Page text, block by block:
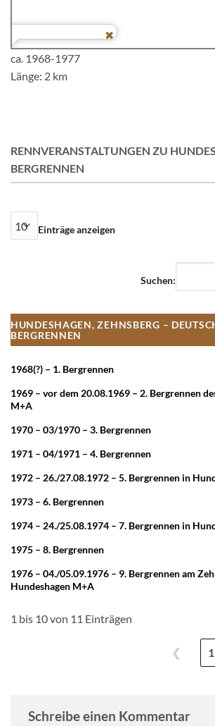
ca. 1968-1977
Länge: 2 km
RENNVERANSTALTUNGEN ZU
BERGRENNEN
Einträge anzeigen
Suchen:
HUNDESHAGEN, ZEHNSBERG –
BERGRENNEN
1968(?) – 1. Bergrennen
1969 – vor dem 20.08.1969 – 2. Bergrennen
M+A
1970 – 03/1970 – 3. Bergrennen
1971 – 04/1971 – 4. Bergrennen
1972 – 26./27.08.1972 – 5. Bergrennen in
1973 – 6. Bergrennen
1974 – 24./25.08.1974 – 7. Bergrennen in
1975 – 8. Bergrennen
1976 – 04./05.09.1976 – 9. Bergrennen am
Hundeshagen M+A
1 bis 10 von 11 Einträgen
❮ 1
Schreibe einen Kommentar